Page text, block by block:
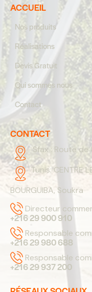
ACCUEIL
Nos produits
Réalisations
Devis Gratuit
Qui sommes nous
Contact
CONTACT
Sfax : Route de
Tunis:CENTRE
BOURGUIBA, Soukra
Directeur
+216 29 900 910
Responsable
+216 29 980 688
Responsable
+216 29 937 200